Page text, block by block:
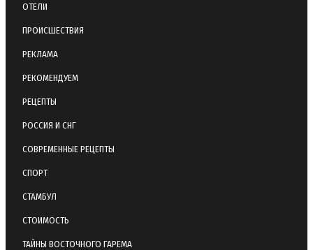
ОТЕЛИ
ПРОИСШЕСТВИЯ
РЕКЛАМА
РЕКОМЕНДУЕМ
РЕЦЕПТЫ
РОССИЯ И СНГ
СОВРЕМЕННЫЕ РЕЦЕПТЫ
СПОРТ
СТАМБУЛ
СТОИМОСТЬ
ТАЙНЫ ВОСТОЧНОГО ГАРЕМА